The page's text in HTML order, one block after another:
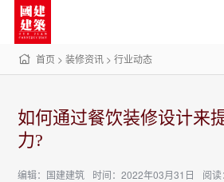
首页 >装修资讯 >行业动态
如何通过餐饮装修设计来
力?
编辑：国建建筑 时间：2022年03月31日 阅